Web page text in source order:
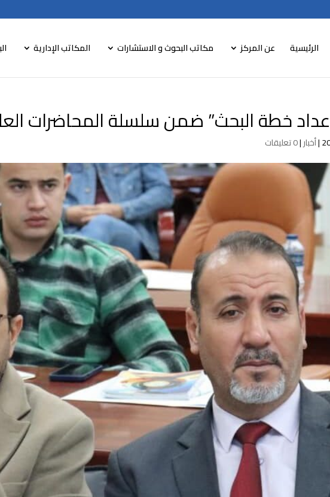
الرئيسية عن المركز مكاتب البحوث و الاستشارات المكاتب الإدارية
خطة البحث” ضمن سلسلة المحاضرات
|أخبار|0 تعليقات